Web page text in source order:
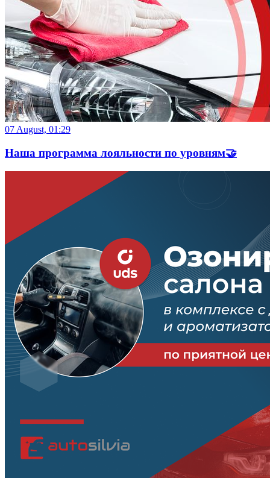
07 August, 01:29
Наша программа лояльности по уровням🤝